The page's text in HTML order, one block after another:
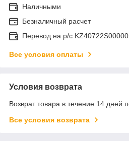
Наличными
Безналичный расчет
Перевод на р/с
Все условия оплаты
Условия возврата
Возврат товара в течение 14 дней
Все условия возврата